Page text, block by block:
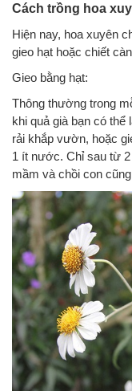
Cách trồng hoa
Hiện nay, hoa xuyên
gieo hạt hoặc chiết
Gieo bằng hạt:
Thông thường trong
khi quả già bạn có thể
rải khắp vườn, hoặc
1 ít nước. Chỉ sau từ
mầm và chồi con